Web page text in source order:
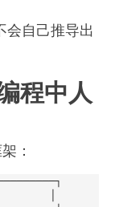
会自己推导出
程中人
：